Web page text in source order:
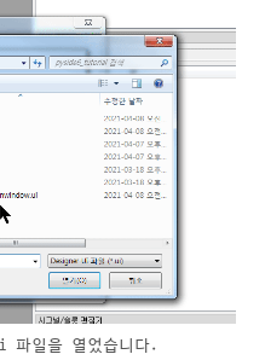
파일을 열었습니다.